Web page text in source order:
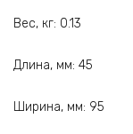
Вес, кг: 0.13
Длина, мм: 45
Ширина, мм: 95